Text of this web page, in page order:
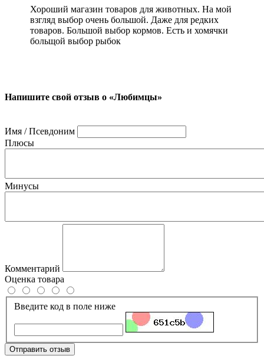
Хороший магазин товаров для животных. На мой
взгляд выбор очень большой. Даже для редких
товаров. Большой выбор кормов. Есть и хомячки
больщой выбор рыбок
Напишите свой отзыв о «Любимцы»
Имя / Псевдоним
Плюсы
Минусы
Комментарий
Оценка товара
Введите код в поле ниже
Отправить отзыв